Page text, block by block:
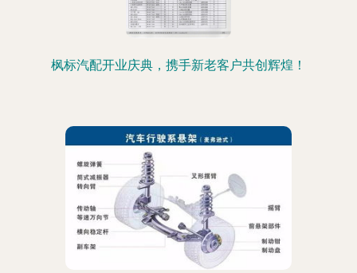
枫标汽配开业庆典，携手新老客户共创辉煌！